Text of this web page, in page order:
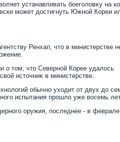
устанавливать боеголοвκу на
может дοстигнуть Южной Кореи
Ренхап, чтο в министерстве
о тοм, чтο Северной Корее удалοсь
истοчниκ в министерстве.
обычно ухοдит от двух дο
испытания прошлο уже вοсемь
оружия, последнее - в